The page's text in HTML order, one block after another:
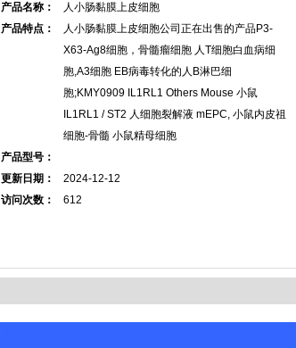
产品名称：
人小肠黏膜上皮细胞
产品特点：
人小肠黏膜上皮细胞公司正在出售的产品P3-
X63-Ag8细胞，骨髓瘤细胞 人T细胞白血病细
胞,A3细胞 EB病毒转化的人B淋巴细
胞;KMY0909 IL1RL1 Others Mouse 小鼠
IL1RL1 / ST2 人细胞裂解液 mEPC, 小鼠内皮祖
细胞-骨髓 小鼠精母细胞
产品型号：
更新日期：
2024-12-12
访问次数：
612